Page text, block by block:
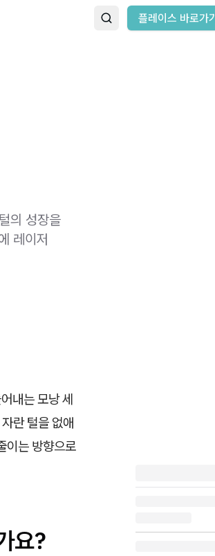
플레이스 바로가기
의 성장을
레이저
내는 모낭 세
란 털을 없애
이는 방향으로
요?